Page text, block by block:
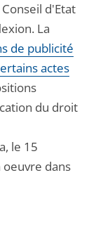
d'Etat
La
de publicité
actes
du droit
le 15
dans